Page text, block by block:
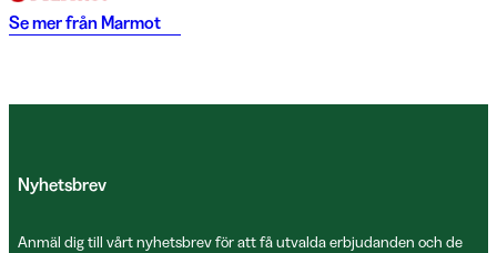
Se mer från Marmot
Nyhetsbrev
Anmäl dig till vårt nyhetsbrev för att få utvalda erbjudanden och de